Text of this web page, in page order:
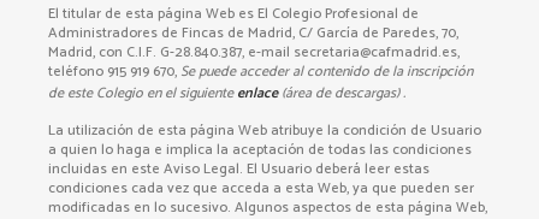
El titular de esta página Web es El Colegio Profesional de
Administradores de Fincas de Madrid, C/ García de Paredes, 70,
Madrid, con C.I.F. G-28.840.387, e-mail secretaria@cafmadrid.es,
teléfono 915 919 670, Se puede acceder al contenido de la inscripción
de este Colegio en el siguienteenlace(área de descargas).
La utilización de esta página Web atribuye la condición de Usuario
a quien lo haga e implica la aceptación de todas las condiciones
incluidas en este Aviso Legal. El Usuario deberá leer estas
condiciones cada vez que acceda a esta Web, ya que pueden ser
modificadas en lo sucesivo. Algunos aspectos de esta página Web,